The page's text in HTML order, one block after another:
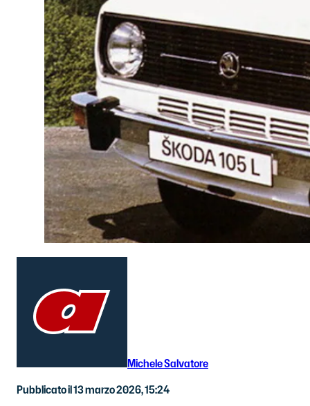
Michele Salvatore
Pubblicato il 13 marzo 2026, 15:24